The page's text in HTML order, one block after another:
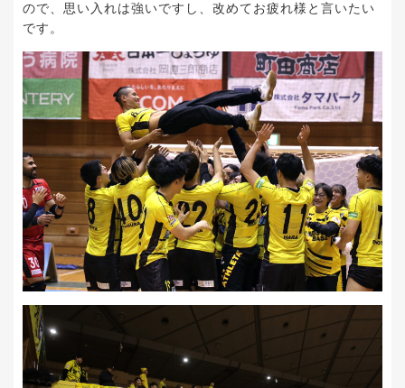
ので、思い入れは強いですし、改めてお疲れ様と言いたい
です。